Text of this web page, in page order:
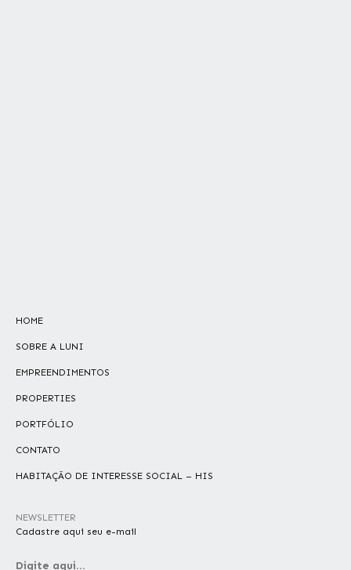
HOME
SOBRE A LUNI
EMPREENDIMENTOS
PROPERTIES
PORTFÓLIO
CONTATO
HABITAÇÃO DE INTERESSE SOCIAL – HIS
NEWSLETTER
Cadastre aqui seu e-mail